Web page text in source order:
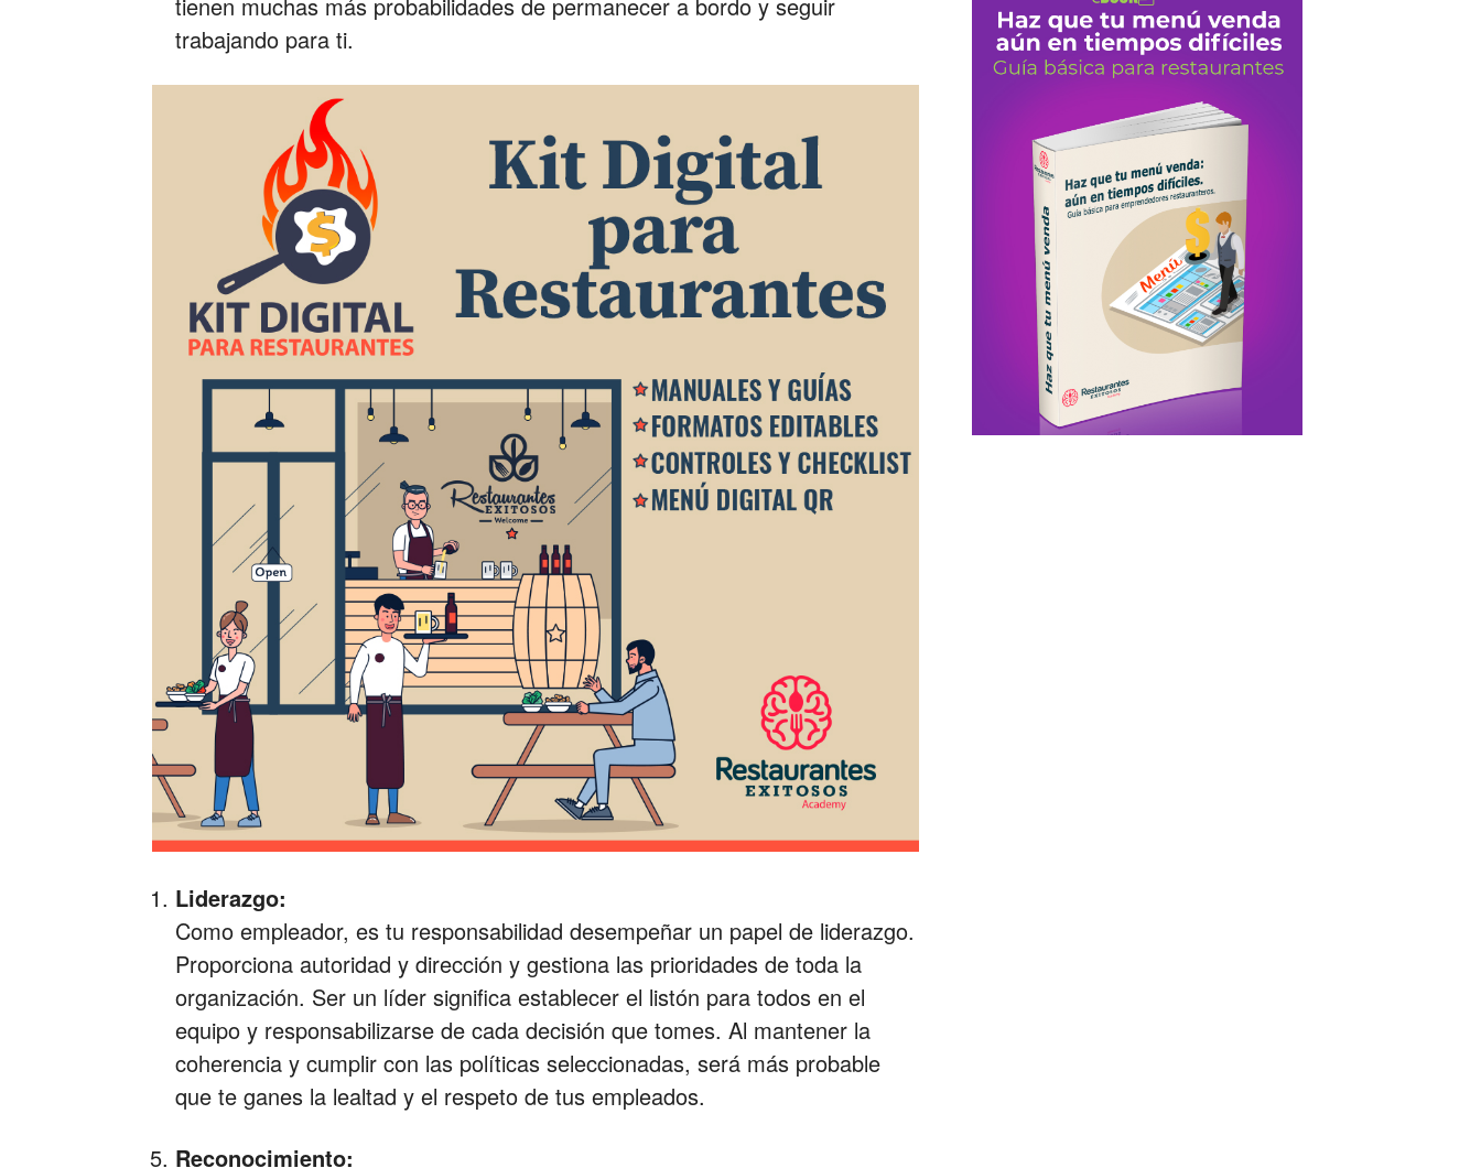
trabajando para ti.
Liderazgo:
Como empleador, es tu responsabilidad desempeñar un papel de liderazgo.
Proporciona autoridad y dirección y gestiona las prioridades de toda la
organización. Ser un líder significa establecer el listón para todos en el
equipo y responsabilizarse de cada decisión que tomes. Al mantener la
coherencia y cumplir con las políticas seleccionadas, será más probable
que te ganes la lealtad y el respeto de tus empleados.
Reconocimiento: